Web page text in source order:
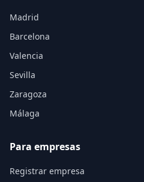
Madrid
Barcelona
Valencia
Sevilla
Zaragoza
Málaga
Para empresas
Registrar empresa